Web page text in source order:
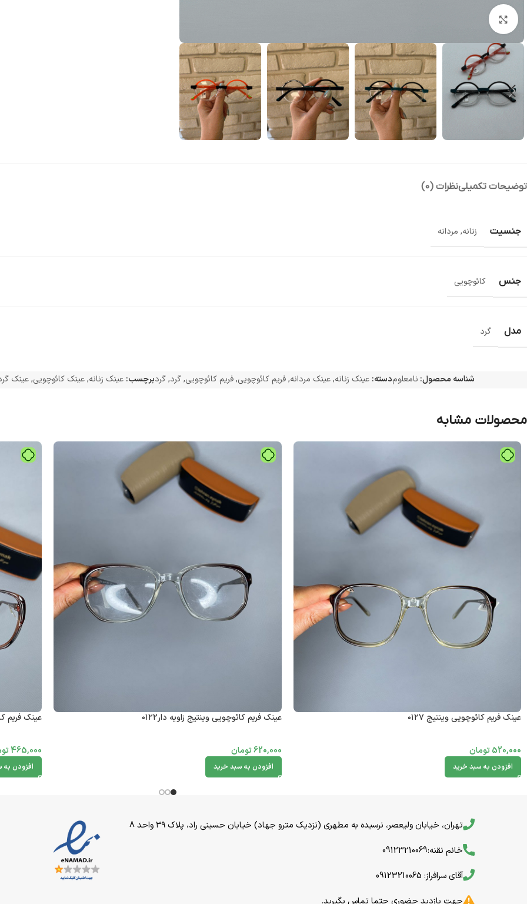
توضیحات تکمیلینظرات (0)
جنسیت زنانه, مردانه
جنس کائوچویی
مدل گرد
شناسه محصول: نامعلومدسته: عینک زنانه,عینک مردانه,فریم کائوچویی,فریم کائوچویی,گرد,گردبرچسب: عینک زنانه,عینک کائوچویی,عینک
محصولات مشابه
عینک فریم کائوچویی وینتیج ۰۱۲۷
520,000تومان
افزودن به سبد خرید
عینک فریم کائوچویی وینتیج زاویه دار۰۱۲۲
620,000تومان
افزودن به سبد خرید
عینک فریم
465,000
افزودن به
تهران، خیابان ولیعصر، نرسیده به مطهری (نزدیک مترو جهاد) خیابان حسینی راد، پلاک ۳۹ واحد 8
خانم نقنه:09123210069
آقای سرافراز: 09123210065
جهت بازدید حضوری حتما تماس بگیرید.